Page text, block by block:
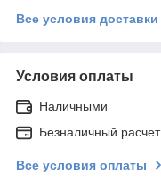
Все условия доставки
Условия оплаты
Наличными
Безналичный расчет
Все условия оплаты